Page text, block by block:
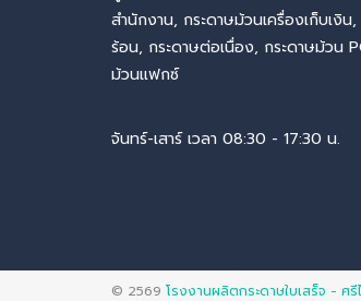
สำนักงาน, กระดาษม้วนเครื่องเก็บเงิน
ร้อน, กระดาษต่อเนื่อง, กระดาษม้วน
ม้วนแฟกซ์
จันทร์-เสาร์ เวลา 08:30 - 17:30 น.
© 2569 โรงงานผลิตกระดาษใบเสร็จ - ศ